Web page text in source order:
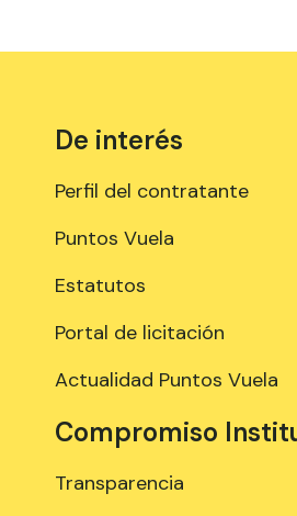
De interés
Perfil del contratante
Puntos Vuela
Estatutos
Portal de licitación
Actualidad Puntos Vuela
Compromiso
Transparencia